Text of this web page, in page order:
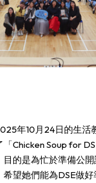
年10月24日的生活
Chicken Soup for
的是為忙於準備公
希望她們能為DSE做好